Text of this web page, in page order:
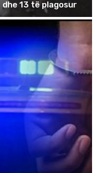
13 të plagosur